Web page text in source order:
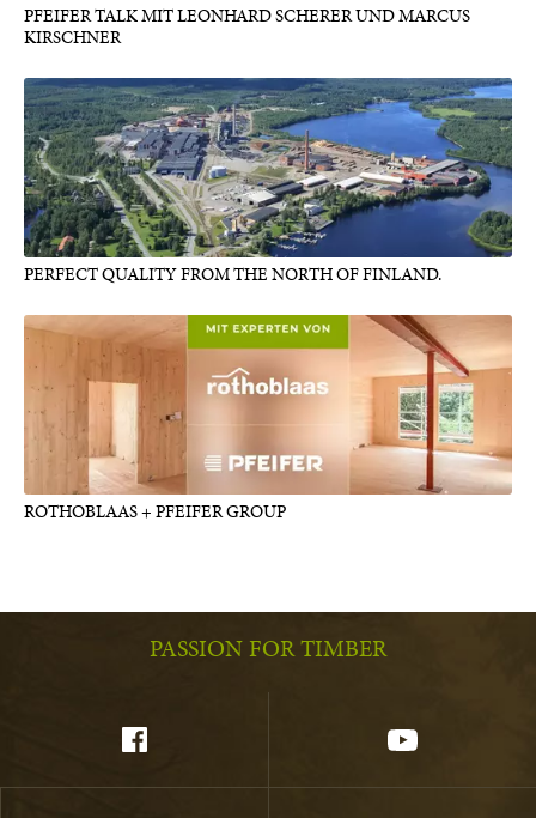
PFEIFER TALK MIT LEONHARD SCHERER UND MARCUS
KIRSCHNER
PERFECT QUALITY FROM THE NORTH OF FINLAND.
ROTHOBLAAS + PFEIFER GROUP
PASSION FOR TIMBER